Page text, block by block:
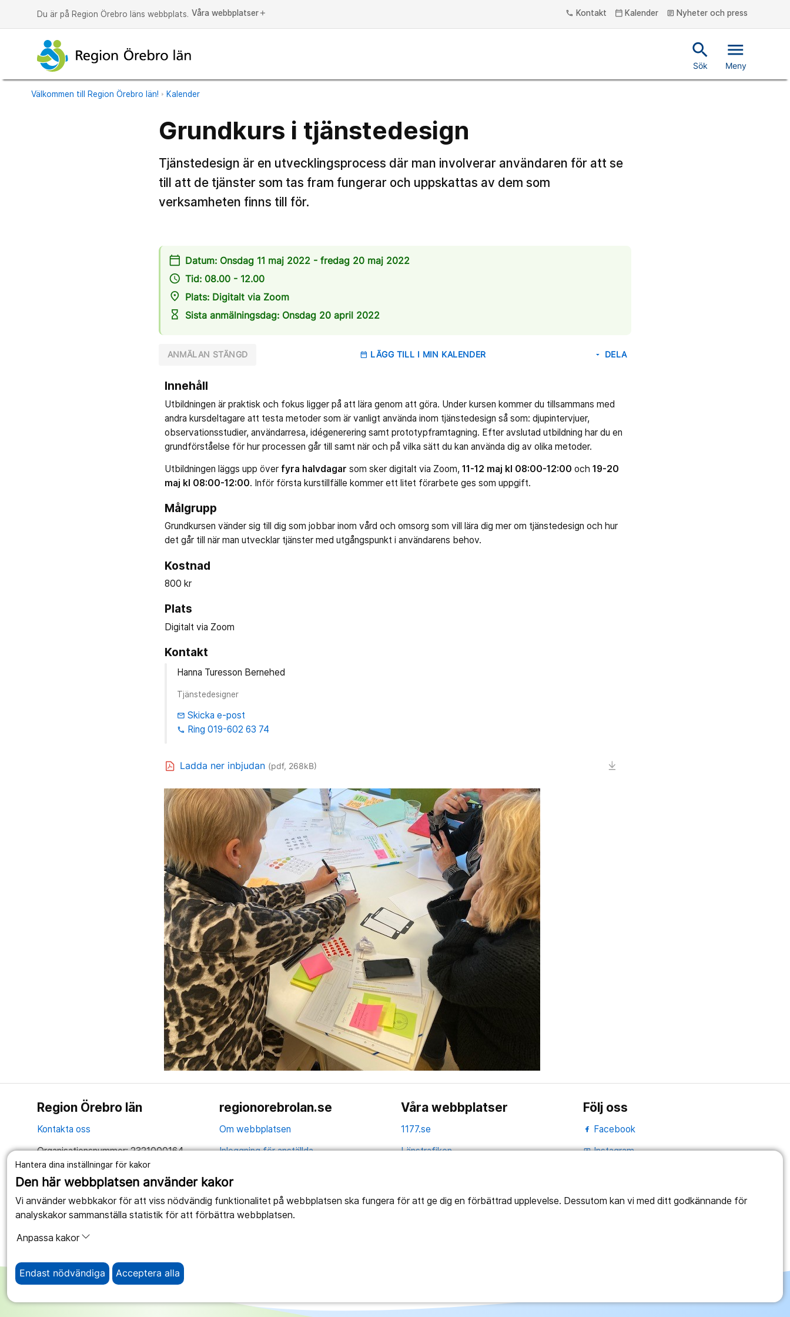
Hantera dina inställningar för kakor
Den här webbplatsen använder kakor
Vi använder webbkakor för att viss nödvändig funktionalitet på webbplatsen ska fungera för att ge dig en förbättrad upplevelse. Dessutom kan vi med ditt godkännande för
analyskakor sammanställa statistik för att förbättra webbplatsen.
Anpassa kakor
Endast nödvändiga Acceptera alla
Du är på Region Örebro läns webbplats. Våra webbplatser add phone Kontakt calendar_today Kalender article Nyheter och press
search
Sök
menu
Meny
Välkommen till Region Örebro län! Kalender
Grundkurs i tjänstedesign
Tjänstedesign är en utvecklingsprocess där man involverar användaren för att se
till att de tjänster som tas fram fungerar och uppskattas av dem som
verksamheten finns till för.
calendar_today Datum: Onsdag 11 maj 2022 - fredag 20 maj 2022
access_time Tid: 08.00 - 12.00
place Plats: Digitalt via Zoom
hourglass_empty Sista anmälningsdag: Onsdag 20 april 2022
ANMÄLAN STÄNGD date_range LÄGG TILL I MIN KALENDER arrow_drop_down DELA
Innehåll
Utbildningen är praktisk och fokus ligger på att lära genom att göra. Under kursen kommer du tillsammans med
andra kursdeltagare att testa metoder som är vanligt använda inom tjänstedesign så som: djupintervjuer,
observationsstudier, användarresa, idégenerering samt prototypframtagning. Efter avslutad utbildning har du en
grundförståelse för hur processen går till samt när och på vilka sätt du kan använda dig av olika metoder.
Utbildningen läggs upp över fyra halvdagar som sker digitalt via Zoom,11-12 maj kl 08:00-12:00och19-20
maj kl 08:00-12:00. Inför första kurstillfälle kommer ett litet förarbete ges som uppgift.
Målgrupp
Grundkursen vänder sig till dig som jobbar inom vård och omsorg som vill lära dig mer om tjänstedesign och hur
det går till när man utvecklar tjänster med utgångspunkt i användarens behov.
Kostnad
800 kr
Plats
Digitalt via Zoom
Kontakt
Hanna Turesson Bernehed
Tjänstedesigner
email Skicka e-post
phone Ring 019-602 63 74
Ladda ner inbjudan (pdf, 268kB)
Region Örebro län
Kontakta oss
Organisationsnummer: 2321000164
regionorebrolan.se
Om webbplatsen
Inloggning för anställda
Anslagstavla
Tillgänglighetsredogörelse
Våra webbplatser
1177.se
Länstrafiken
Utveckling
Följ oss
Facebook
portraitInstagram